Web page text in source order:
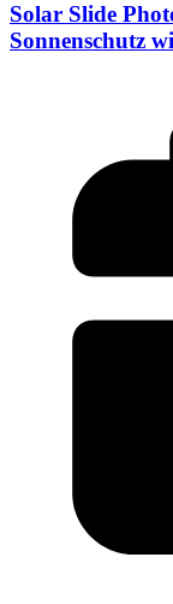
Solar Slide
Sonnenschutz